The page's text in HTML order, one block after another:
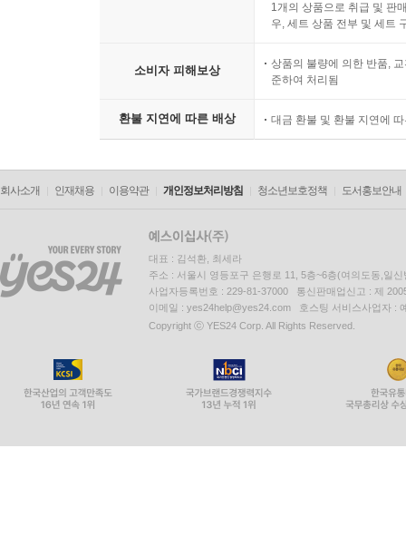
1개의 상품으로 취급 및 판
우, 세트 상품 전부 및 세트
소비자 피해보상
상품의 불량에 의한 반품,
준하여 처리됨
환불 지연에 따른 배상 대금 환불 및 환불 지연에
회사소개 인재채용 이용약관 개인정보처리방침 청소년보호정책 도서홍보안내
대표 : 김석환, 최세라
주소 : 서울시 영등포구 은행로 11, 5층~6층(여의도동,일신
사업자등록번호 : 229-81-37000 통신판매업신고 : 제
이메일 : yes24help@yes24.com 호스팅 서비스사업자 :
Copyright ⓒ YES24 Corp. All Rights Reserved.